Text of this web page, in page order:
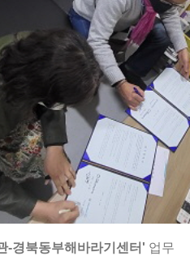
-경북동부해바라기센터' 업무